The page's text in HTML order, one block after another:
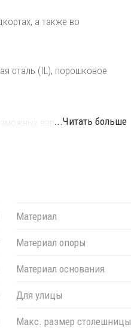
а также во
сталь (IL), порошковое
вариантов
...Читать больше
Материал
Материал опоры
Материал основания
Для улицы
Макс. размер столешницы